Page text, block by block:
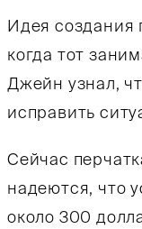
Идея создания
когда тот
Джейн узнал,
исправить
Сейчас
надеются, что
около 300